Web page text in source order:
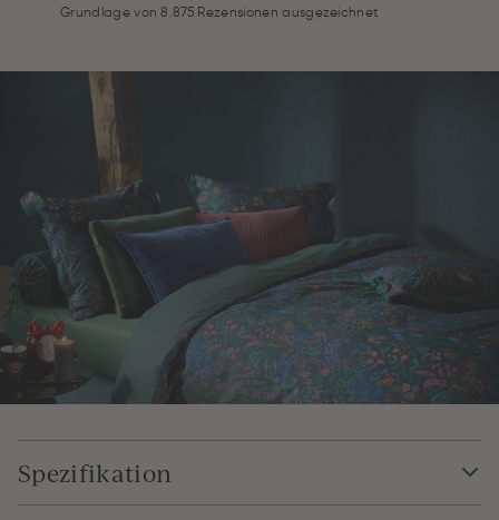
Grundlage von 8.875 Rezensionen ausgezeichnet
Spezifikation